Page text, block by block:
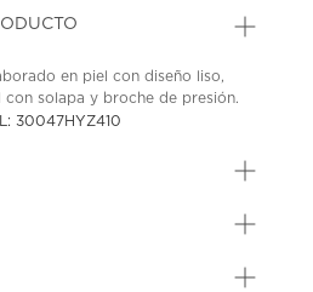
en piel con diseño liso,
solapa y broche de presión.
30047HYZ410